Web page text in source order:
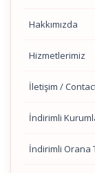
Hakkımızda
Hizmetlerimiz
İletişim /
İndirimli
İndirimli Orana